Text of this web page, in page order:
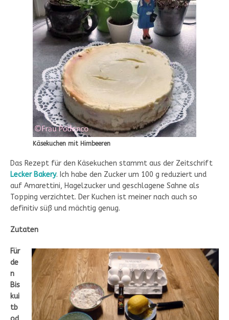
Käsekuchen mit Himbeeren
Das Rezept für den Käsekuchen stammt aus der Zeitschrift
Lecker Bakery. Ich habe den Zucker um 100 g reduziert und
auf Amarettini, Hagelzucker und geschlagene Sahne als
Topping verzichtet. Der Kuchen ist meiner nach auch so
definitiv süß und mächtig genug.
Zutaten
Für
de
n
Bis
kui
tb